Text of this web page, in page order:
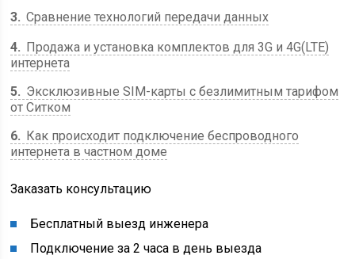
3 Сравнение технологий передачи данных
4
Продажа и установка комплектов для 3G и 4G(LTE)
интернета
5
Эксклюзивные SIM-карты с безлимитным тарифом
от Ситком
6
Как происходит подключение беспроводного
интернета в частном доме
Заказать консультацию
Бесплатный выезд инженера
Подключение за 2 часа в день выезда